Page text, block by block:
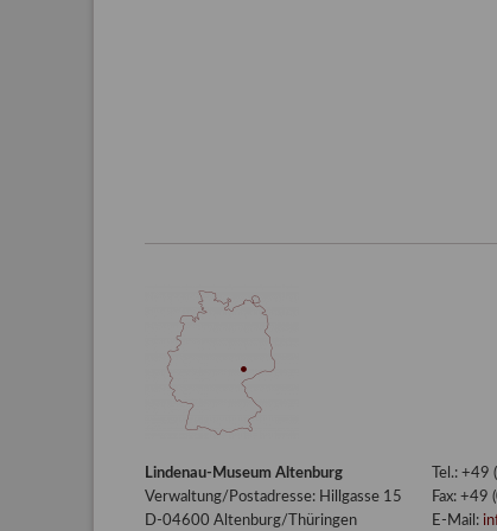
Lindenau-Museum Altenburg
Verwaltung/Postadresse: Hillgasse 15
D-04600 Altenburg/Thüringen
Tel.:
Fax:
E-Mail: